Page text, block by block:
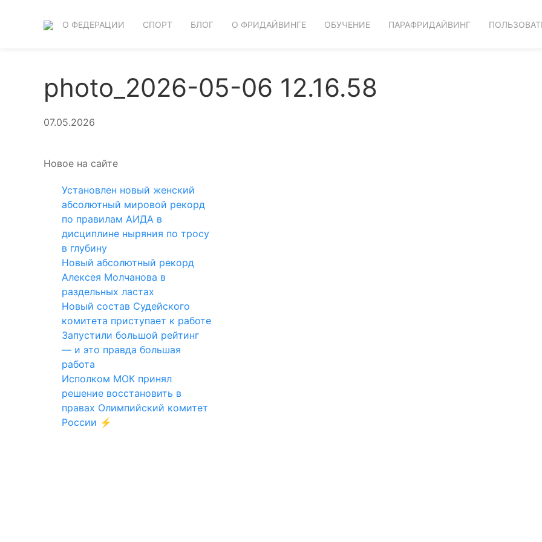
О ФЕДЕРАЦИИ СПОРТ БЛОГ О ФРИДАЙВИНГЕ ОБУЧЕНИЕ ПАРАФРИДАЙВИНГ
photo_2026-05-06 12.16.58
07.05.2026
Новое на сайте
Установлен новый женский
абсолютный мировой рекорд
по правилам АИДА в
дисциплине ныряния по тросу
в глубину
Новый абсолютный рекорд
Алексея Молчанова в
раздельных ластах
Новый состав Судейского
комитета приступает к работе
Запустили большой рейтинг
— и это правда большая
работа
Исполком МОК принял
решение восстановить в
правах Олимпийский комитет
России ⚡️